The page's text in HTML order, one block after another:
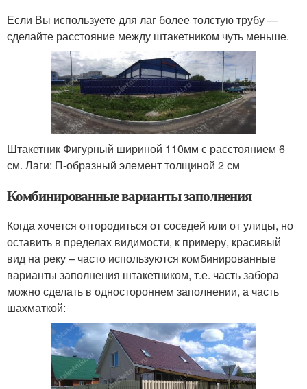
Если Вы используете для лаг более толстую трубу —
сделайте расстояние между штакетником чуть меньше.
Штакетник Фигурный шириной 110мм с расстоянием 6
см. Лаги: П-образный элемент толщиной 2 см
Комбинированные варианты заполнения
Когда хочется отгородиться от соседей или от улицы, но
оставить в пределах видимости, к примеру, красивый
вид на реку – часто используются комбинированные
варианты заполнения штакетником, т.е. часть забора
можно сделать в одностороннем заполнении, а часть
шахматкой: